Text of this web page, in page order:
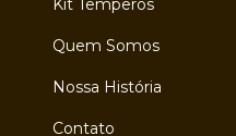
Kit Temperos
Quem Somos
Nossa História
Contato